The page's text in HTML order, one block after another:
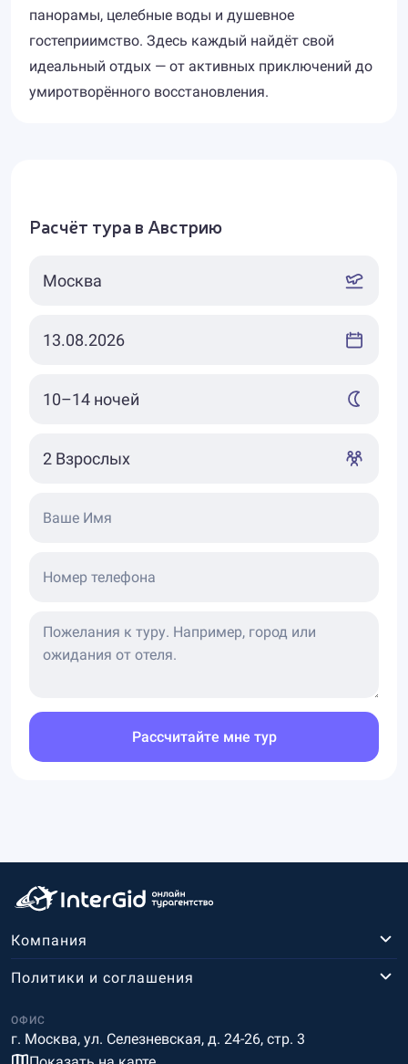
панорамы, целебные воды и душевное
гостеприимство. Здесь каждый найдёт свой
идеальный отдых — от активных приключений до
умиротворённого восстановления.
Расчёт тура в Австрию
Ваше Имя
Номер телефона
Рассчитайте мне тур
Компания
ОФИС
г. Москва, ул. Селезневская, д. 24-26, стр. 3
Политики и соглашения